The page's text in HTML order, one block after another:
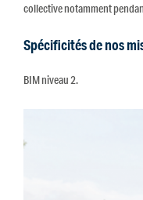
collective notamment
Spécificités de nos
BIM niveau 2.